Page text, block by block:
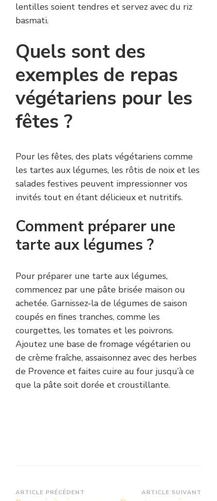
lentilles soient tendres et servez avec du riz
basmati.
Quels sont des
exemples de repas
végétariens pour les
fêtes ?
Pour les fêtes, des plats végétariens comme
les tartes aux légumes, les rôtis de noix et les
salades festives peuvent impressionner vos
invités tout en étant délicieux et nutritifs.
Comment préparer une
tarte aux légumes ?
Pour préparer une tarte aux légumes,
commencez par une pâte brisée maison ou
achetée. Garnissez-la de légumes de saison
coupés en fines tranches, comme les
courgettes, les tomates et les poivrons.
Ajoutez une base de fromage végétarien ou
de crème fraîche, assaisonnez avec des herbes
de Provence et faites cuire au four jusqu’à ce
que la pâte soit dorée et croustillante.
Navigation
ARTICLE PRÉCÉDENT ARTICLE SUIVANT